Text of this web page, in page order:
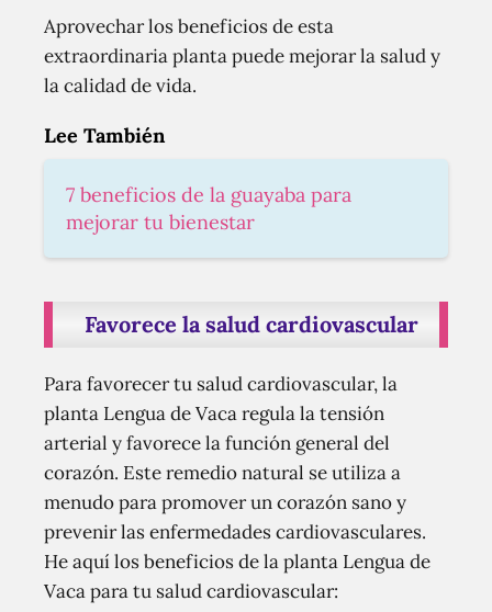
Aprovechar los beneficios de esta
extraordinaria planta puede mejorar la salud y
la calidad de vida.
Lee También
7 beneficios de la guayaba para
mejorar tu bienestar
Favorece la salud cardiovascular
Para favorecer tu salud cardiovascular, la
planta Lengua de Vaca regula la tensión
arterial y favorece la función general del
corazón. Este remedio natural se utiliza a
menudo para promover un corazón sano y
prevenir las enfermedades cardiovasculares.
He aquí los beneficios de la planta Lengua de
Vaca para tu salud cardiovascular: